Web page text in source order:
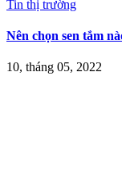
Tin thị trường
Nên chọn sen tắm
10, tháng 05, 2022